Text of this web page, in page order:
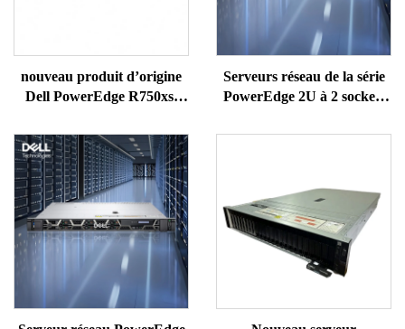
nouveau produit d’origine
Dell PowerEdge R750xs,
processeur Intel Xeon Gold
6338T, serveur rack 2U
Serveurs réseau de la série
PowerEdge 2U à 2 sockets
R730, R740, R750, R760XS,
ordinateur avec processeur
EPYC